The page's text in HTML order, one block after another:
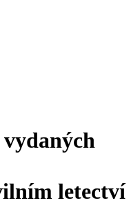
letectví